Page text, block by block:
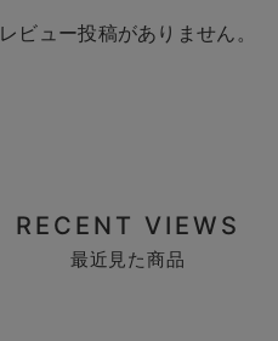
レビュー投稿がありません。
RECENT VIEWS
最近見た商品